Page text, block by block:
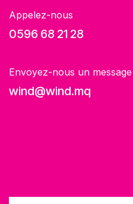
Appelez-nous
0596 68 21 28
Envoyez-nous un message
wind@wind.mq